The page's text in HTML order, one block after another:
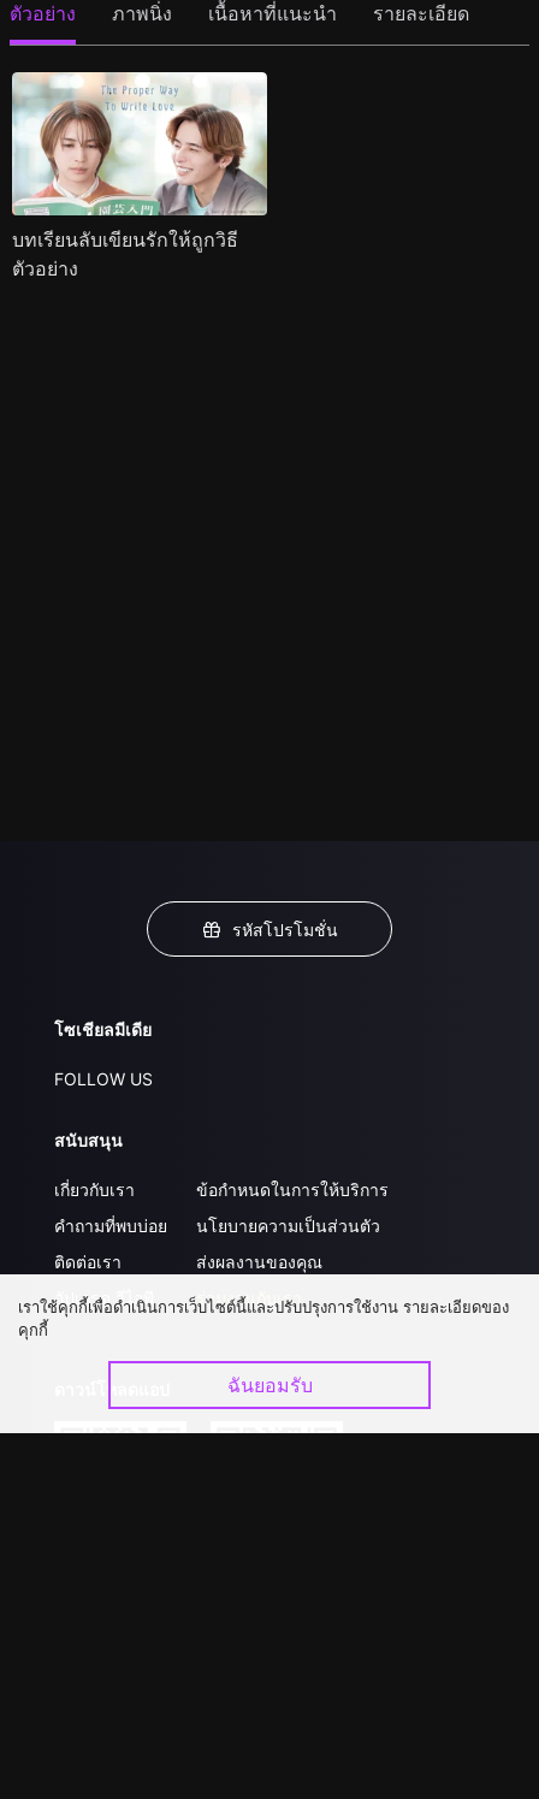
ตัวอย่าง ภาพนิ่ง เนื้อหาที่แนะนำ รายละเอียด
บทเรียนลับเขียนรักให้ถูกวิธี
ตัวอย่าง
รหัสโปรโมชั่น
โซเชียลมีเดีย
FOLLOW US
สนับสนุน
เกี่ยวกับเรา
คำถามที่พบบ่อย
ติดต่อเรา
อัปเกรด วีไอพี
ข้อกำหนดในการให้บริการ
นโยบายความเป็นส่วนตัว
ส่งผลงานของคุณ
ร่วมงานกับเรา
เราใช้คุกกี้เพื่อดำเนินการเว็บไซต์นี้และปรับปรุงการใช้งาน รายละเอียดของ
คุกกี้
ฉันยอมรับ